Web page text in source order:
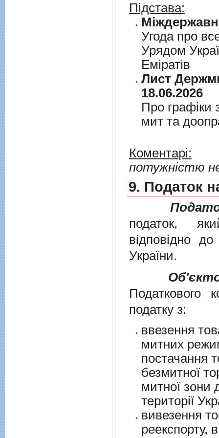
Підстава:
Угода про
Урядом
Емiратiв
Лист
18.06.2026
Про графiки
мит та
Коментарі:
потужністю
9. Податок
податок,
вiдповiдно
України.
Податкового
податку з:
ввезення
митних
постачання
безмитної
митної зони для їх
території
вивезення
реекспорту,